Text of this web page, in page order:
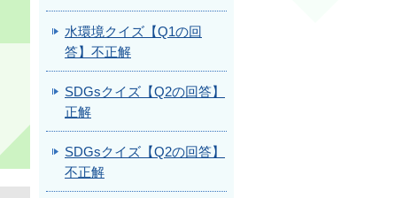
水環境クイズ【Q1の回
答】不正解
SDGsクイズ【Q2の回答】
正解
SDGsクイズ【Q2の回答】
不正解